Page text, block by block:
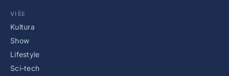
VIŠE
Kultura
Show
Lifestyle
Sci-tech